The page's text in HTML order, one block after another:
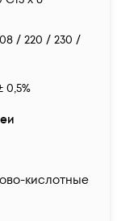
/ 220 / 230 /
0,5%
кислотные